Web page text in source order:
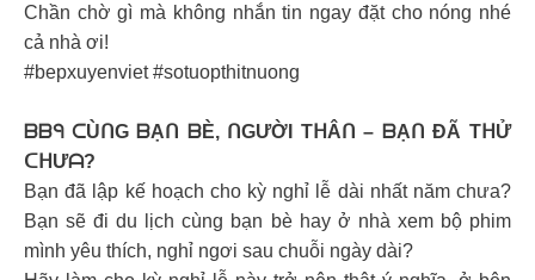
Chần chờ gì mà không nhắn tin ngay đặt cho nóng nhé
cả nhà ơi!
#bepxuyenviet #sotuopthitnuong
ᗷᗷᑫ ᑕÙᑎG ᗷẠᑎ ᗷÈ, ᑎGƯỜI TᕼÂᑎ – ᗷẠᑎ ĐÃ TᕼỬ
ᑕᕼƯᗩ?
Bạn đã lập kế hoạch cho kỳ nghỉ lễ dài nhất năm chưa?
Bạn sẽ đi du lịch cùng bạn bè hay ở nhà xem bộ phim
mình yêu thích, nghỉ ngơi sau chuỗi ngày dài?